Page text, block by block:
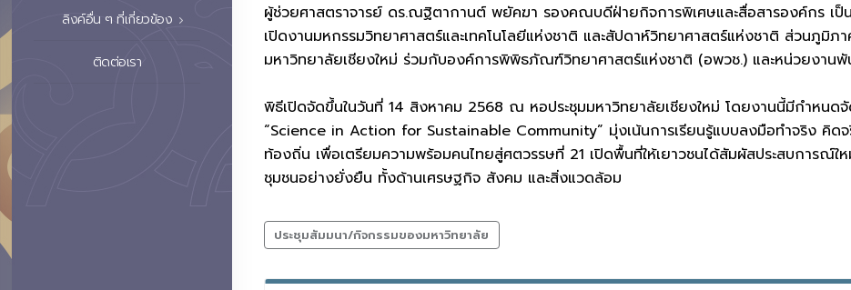
ลิงค์อื่น ๆ ที่เกี่ยวข้อง
ติดต่อเรา
ผู้ช่วยศาสตราจารย์ ดร.ณฐิตากานต์ พยัคฆา รองคณบดีฝ่ายกิจการพิเศษและสื่อสารองค์กร เ
เปิดงานมหกรรมวิทยาศาสตร์และเทคโนโลยีแห่งชาติ และสัปดาห์วิทยาศาสตร์แห่งชาติ ส่วนภูมิ
มหาวิทยาลัยเชียงใหม่ ร่วมกับองค์การพิพิธภัณฑ์วิทยาศาสตร์แห่งชาติ (อพวช.) และหน่วยงาน
พิธีเปิดจัดขึ้นในวันที่ 14 สิงหาคม 2568 ณ หอประชุมมหาวิทยาลัยเชียงใหม่ โดยงานนี้มีกำหนด
“Science in Action for Sustainable Community” มุ่งเน้นการเรียนรู้แบบลงมือทำจริง คิ
ท้องถิ่น เพื่อเตรียมความพร้อมคนไทยสู่ศตวรรษที่ 21 เปิดพื้นที่ให้เยาวชนได้สัมผัสประสบการณ์ใ
ชุมชนอย่างยั่งยืน ทั้งด้านเศรษฐกิจ สังคม และสิ่งแวดล้อม
ประชุมสัมมนา/กิจกรรมของมหาวิทยาลัย